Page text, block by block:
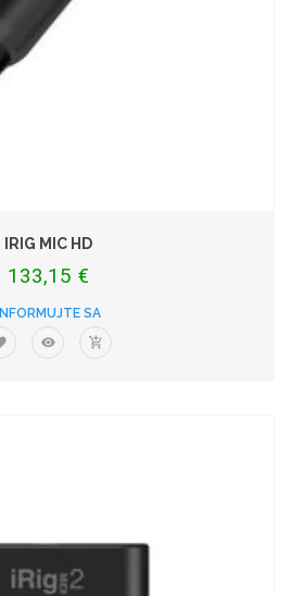
IRIG MIC HD
133,15 €
INFORMUJTE SA